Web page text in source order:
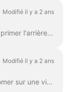
Modifié il y a 2 ans
Avec Wave.video, vous pouvez supprimer l'arrière-plan des images que vous téléchargez dans la médiathèque. C'est très pratique lorsque vous souhaitez créer une vignette vidéo...
Modifié il y a 2 ans
Dans Wave.video, vous pouvez zoomer sur une vidéo ou une image. Pour cela, rendez-vous à l'étape Editer et basculez dans l'onglet "Vidéo/Image" (dép...